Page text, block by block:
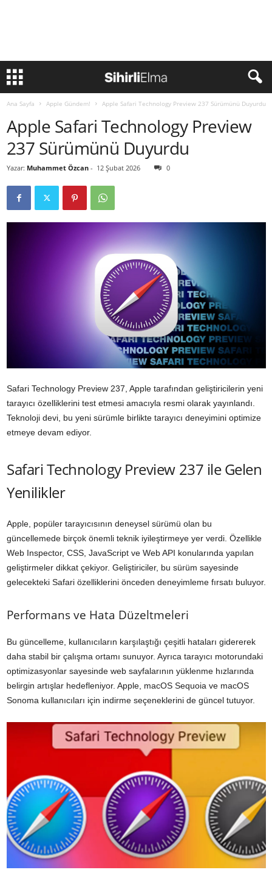
Ana Sayfa Apple Gündem! Apple Safari Technology Preview 237 Sürümünü Duyurdu
Apple Safari Technology Preview
237 Sürümünü Duyurdu
Yazar: Muhammet Özcan - 12 Şubat 2026 0
Safari Technology Preview 237, Apple tarafından geliştiricilerin yeni
tarayıcı özelliklerini test etmesi amacıyla resmi olarak yayınlandı.
Teknoloji devi, bu yeni sürümle birlikte tarayıcı deneyimini optimize
etmeye devam ediyor.
Safari Technology Preview 237 ile Gelen
Yenilikler
Apple, popüler tarayıcısının deneysel sürümü olan bu
güncellemede birçok önemli teknik iyileştirmeye yer verdi. Özellikle
Web Inspector, CSS, JavaScript ve Web API konularında yapılan
geliştirmeler dikkat çekiyor. Geliştiriciler, bu sürüm sayesinde
gelecekteki Safari özelliklerini önceden deneyimleme fırsatı buluyor.
Performans ve Hata Düzeltmeleri
Bu güncelleme, kullanıcıların karşılaştığı çeşitli hataları gidererek
daha stabil bir çalışma ortamı sunuyor. Ayrıca tarayıcı motorundaki
optimizasyonlar sayesinde web sayfalarının yüklenme hızlarında
belirgin artışlar hedefleniyor. Apple, macOS Sequoia ve macOS
Sonoma kullanıcıları için indirme seçeneklerini de güncel tutuyor.